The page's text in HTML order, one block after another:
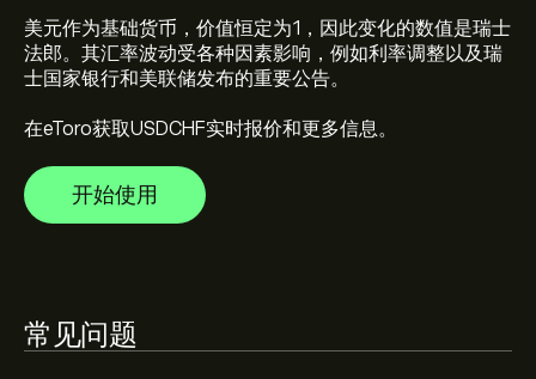
美元作为基础货币，价值恒定为1，因此变化的数值是瑞士
法郎。其汇率波动受各种因素影响，例如利率调整以及瑞
士国家银行和美联储发布的重要公告。
在eToro获取USDCHF实时报价和更多信息。
开始使用
常见问题
选择 eToro 图表上的“1 天”或“1 周”时间范围，并将其缩
小，就可以查看 USD/CHF 的历史价格走势。USD/CHF 在
如欲购买 USDCHF，请访问 eToro 网站的“USD/CHF
(USDCHF)”页面。创建账户并入金后，点击“交易”按钮并
决定购买多少 USD/CHF。您也可以设定指令，在未来以
特定价格购买 USDCHF。